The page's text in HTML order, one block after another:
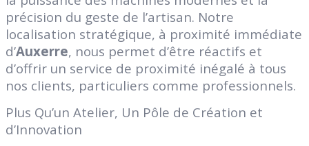
précision du geste de l’artisan. Notre
localisation stratégique, à proximité immédiate
d’Auxerre, nous permet d’être réactifs et
d’offrir un service de proximité inégalé à tous
nos clients, particuliers comme professionnels.
Plus Qu’un Atelier, Un Pôle de Création et
d’Innovation